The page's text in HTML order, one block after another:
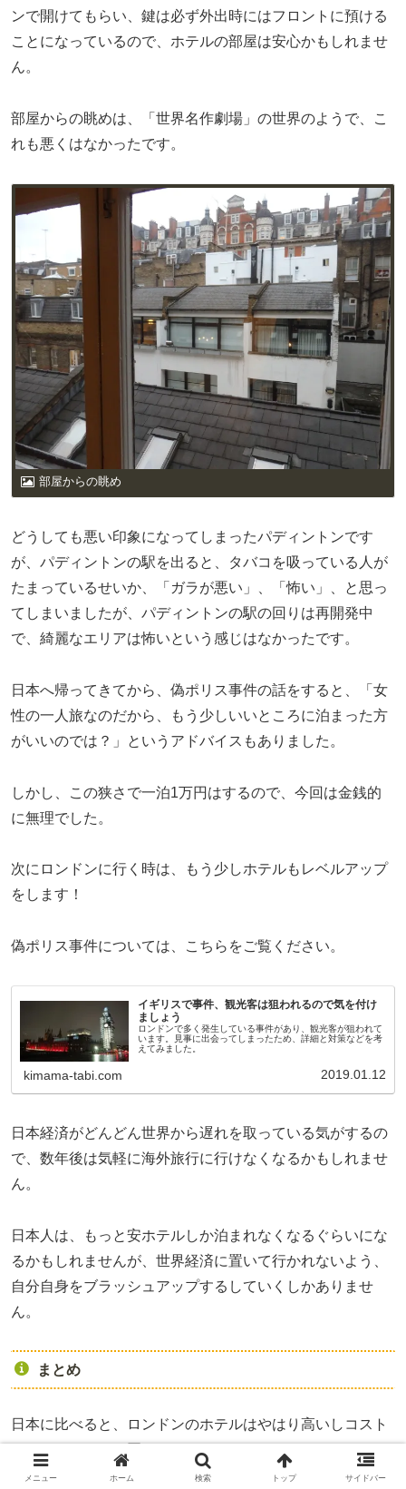
ンで開けてもらい、鍵は必ず外出時にはフロントに預ける
ことになっているので、ホテルの部屋は安心かもしれませ
ん。
部屋からの眺めは、「世界名作劇場」の世界のようで、こ
れも悪くはなかったです。
部屋からの眺め
どうしても悪い印象になってしまったパディントンです
が、パディントンの駅を出ると、タバコを吸っている人が
たまっているせいか、「ガラが悪い」、「怖い」、と思っ
てしまいましたが、パディントンの駅の回りは再開発中
で、綺麗なエリアは怖いという感じはなかったです。
日本へ帰ってきてから、偽ポリス事件の話をすると、「女
性の一人旅なのだから、もう少しいいところに泊まった方
がいいのでは？」というアドバイスもありました。
しかし、この狭さで一泊1万円はするので、今回は金銭的
に無理でした。
次にロンドンに行く時は、もう少しホテルもレベルアップ
をします！
偽ポリス事件については、こちらをご覧ください。
イギリスで事件、観光客は狙われるので気を付け
ましょう
ロンドンで多く発生している事件があり、観光客が狙われて
います。見事に出会ってしまったため、詳細と対策などを考
えてみました。
kimama-tabi.com 2019.01.12
日本経済がどんどん世界から遅れを取っている気がするの
で、数年後は気軽に海外旅行に行けなくなるかもしれませ
ん。
日本人は、もっと安ホテルしか泊まれなくなるぐらいにな
るかもしれませんが、世界経済に置いて行かれないよう、
自分自身をブラッシュアップするしていくしかありませ
ん。
まとめ
日本に比べると、ロンドンのホテルはやはり高いしコスト
パフォーマンスは悪いです。
メニュー ホーム 検索 トップ サイドバー